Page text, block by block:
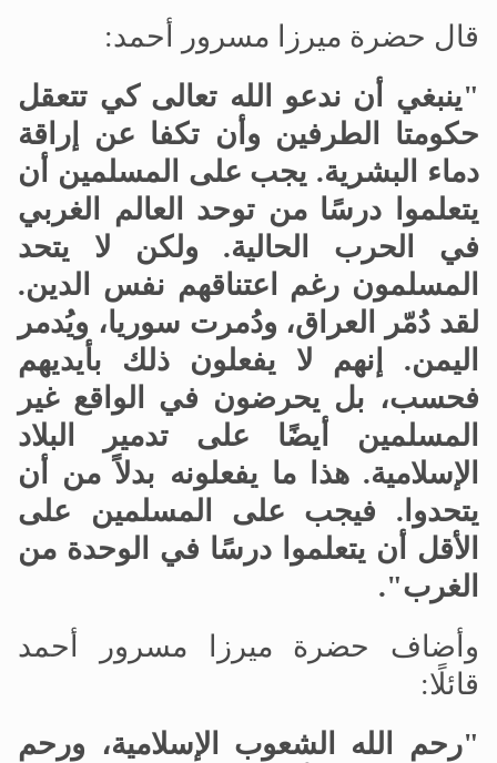
قال حضرة ميرزا مسرور أحمد:
"ينبغي أن ندعو الله تعالى كي تتعقل
حكومتا الطرفين وأن تكفا عن إراقة
دماء البشرية. يجب على المسلمين أن
يتعلموا درسًا من توحد العالم الغربي
في الحرب الحالية. ولكن لا يتحد
المسلمون رغم اعتناقهم نفس الدين.
لقد دُمّر العراق، ودُمرت سوريا، ويُدمر
اليمن. إنهم لا يفعلون ذلك بأيديهم
فحسب، بل يحرضون في الواقع غير
المسلمين أيضًا على تدمير البلاد
الإسلامية. هذا ما يفعلونه بدلاً من أن
يتحدوا. فيجب على المسلمين على
الأقل أن يتعلموا درسًا في الوحدة من
الغرب".
وأضاف حضرة ميرزا مسرور أحمد
قائلًا:
"رحم الله الشعوب الإسلامية، ورحم